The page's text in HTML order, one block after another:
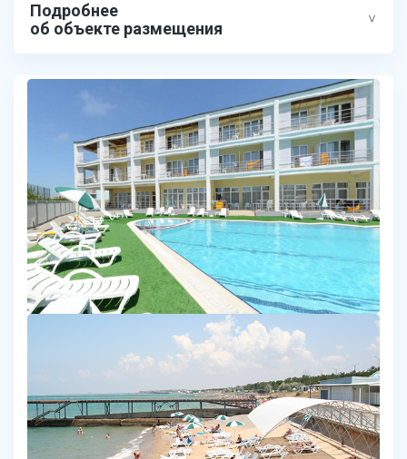
Подробнее
об объекте размещения